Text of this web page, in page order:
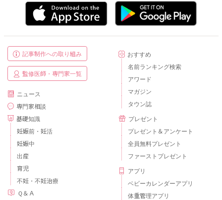
記事制作への取り組み
監修医師・専門家一覧
ニュース
専門家相談
基礎知識
妊娠前・妊活
妊娠中
出産
育児
不妊・不妊治療
Ｑ＆Ａ
おすすめ
名前ランキング検索
アワード
マガジン
タウン誌
プレゼント
プレゼント＆アンケート
全員無料プレゼント
ファーストプレゼント
アプリ
ベビーカレンダーアプリ
体重管理アプリ